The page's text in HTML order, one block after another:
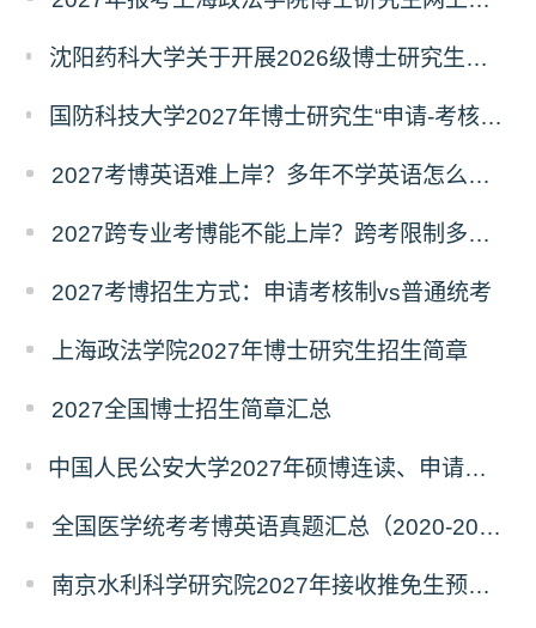
沈阳药科大学关于开展2026级博士研究生录取后信息采集及档案调取等相关工作的通知
国防科技大学2027年博士研究生“申请-考核”制招生专业基础笔试考试大纲
2027考博英语难上岸？多年不学英语怎么备考？
2027跨专业考博能不能上岸？跨考限制多不多？
2027考博招生方式：申请考核制vs普通统考
上海政法学院2027年博士研究生招生简章
2027全国博士招生简章汇总
中国人民公安大学2027年硕博连读、申请考核、本科直博博士研究生招生报名事宜的通知
全国医学统考考博英语真题汇总（2020-2026年）
南京水利科学研究院2027年接收推免生预报名公告